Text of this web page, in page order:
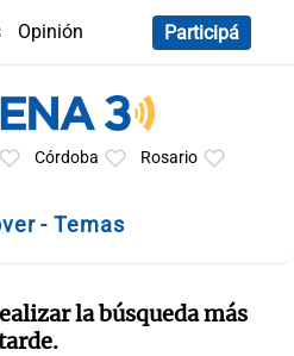
Opinión
Participá
Córdoba Rosario
- Temas
la búsqueda más